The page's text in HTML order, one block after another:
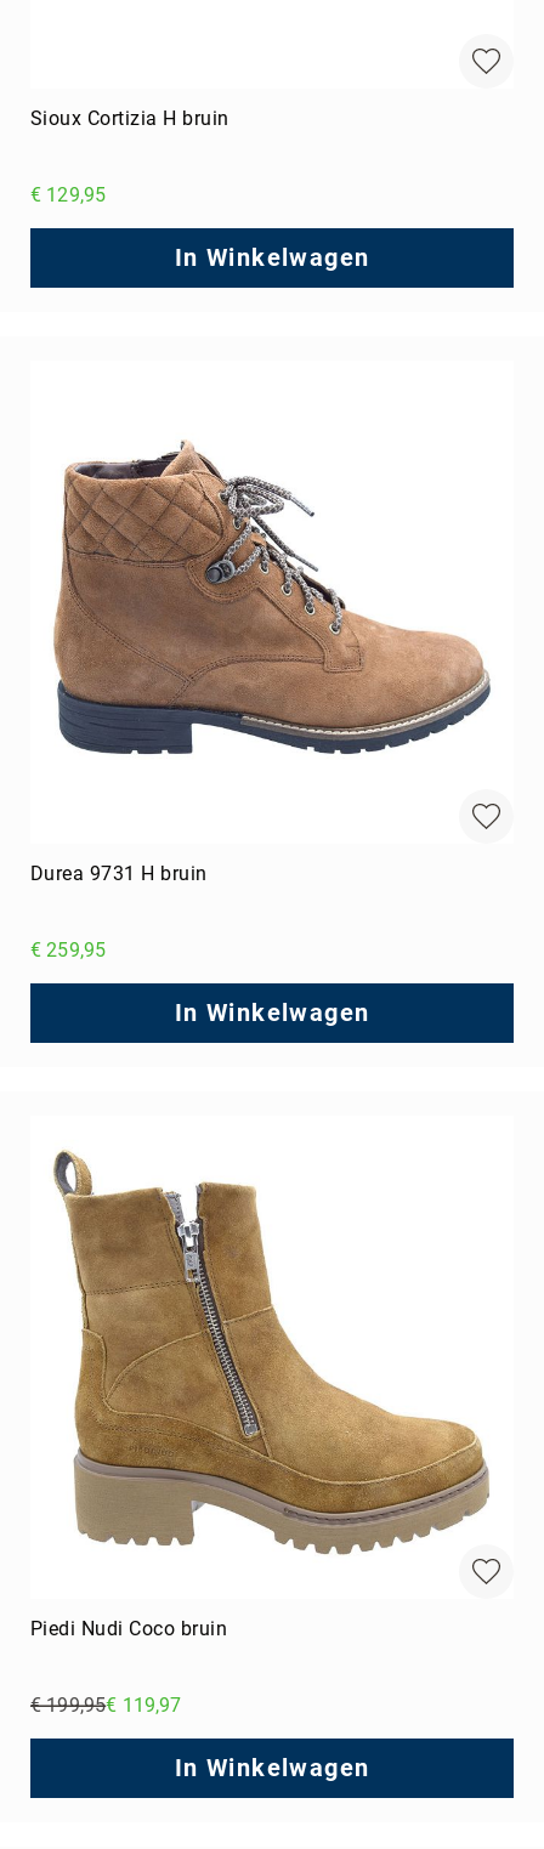
Sioux Cortizia H bruin
€ 129,95
In Winkelwagen
Durea 9731 H bruin
€ 259,95
In Winkelwagen
Piedi Nudi Coco bruin
€ 199,95€ 119,97
In Winkelwagen